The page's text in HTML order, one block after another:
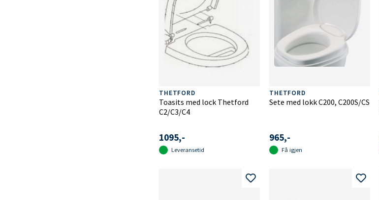
THETFORD
Toasits med lock Thetford
C2/C3/C4
1095,-
Leveransetid
THETFORD
Sete med lokk C200, C200S/CS
965,-
Få igjen